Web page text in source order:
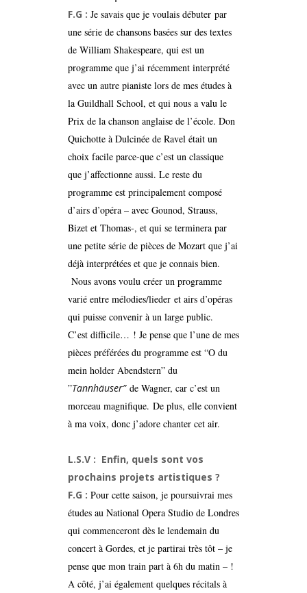
F.G : Je savais que je voulais débuter par
une série de chansons basées sur des textes
de William Shakespeare, qui est un
programme que j’ai récemment interprété
avec un autre pianiste lors de mes études à
la Guildhall School, et qui nous a valu le
Prix de la chanson anglaise de l’école. Don
Quichotte à Dulcinée de Ravel était un
choix facile parce-que c’est un classique
que j’affectionne aussi. Le reste du
programme est principalement composé
d’airs d’opéra – avec Gounod, Strauss,
Bizet et Thomas-, et qui se terminera par
une petite série de pièces de Mozart que j’ai
déjà interprétées et que je connais bien.
Nous avons voulu créer un programme
varié entre mélodies/lieder et airs d’opéras
qui puisse convenir à un large public.
C’est difficile… ! Je pense que l’une de mes
pièces préférées du programme est “O du
mein holder Abendstern” du
”Tannhäuser”de Wagner, car c’est un
morceau magnifique. De plus, elle convient
à ma voix, donc j’adore chanter cet air.
L.S.V : Enfin, quels sont vos
prochains projets artistiques ?
F.G : Pour cette saison, je poursuivrai mes
études au National Opera Studio de Londres
qui commenceront dès le lendemain du
concert à Gordes, et je partirai très tôt – je
pense que mon train part à 6h du matin – !
A côté, j’ai également quelques récitals à